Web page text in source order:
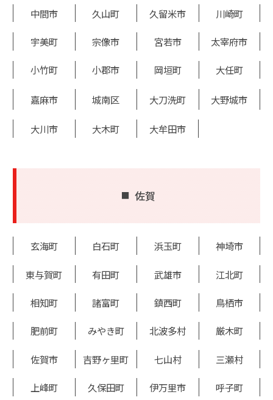
中間市 久山町 久留米市 川崎町
宇美町 宗像市 宮若市 太宰府市
小竹町 小郡市 岡垣町 大任町
嘉麻市 城南区 大刀洗町 大野城市
大川市 大木町 大牟田市
佐賀
玄海町 白石町 浜玉町 神埼市
東与賀町 有田町 武雄市 江北町
相知町 諸富町 鎮西町 鳥栖市
肥前町 みやき町 北波多村 厳木町
佐賀市 吉野ヶ里町 七山村 三瀬村
上峰町 久保田町 伊万里市 呼子町